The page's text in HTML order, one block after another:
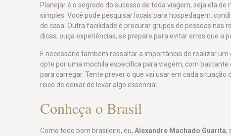
Planejar é o segredo do sucesso de toda viagem, seja ela
simples. Você pode pesquisar locais para hospedagem,
de casa. Outra facilidade é procurar grupos de pessoas nas
dicas, ouça experiências, se prepare para evitar erros que a
É necessário também ressaltar a importância de realizar
opte por uma mochila específica para viagem, com
para carregar. Tente prever o que vai usar em cada
risco de deixar de levar algo essencial.
Conheça o Brasil
Como todo bom brasileiro, eu,Alexandre Machado Guarita,